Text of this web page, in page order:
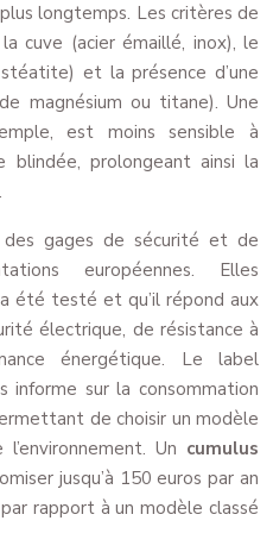
longtemps. Les critères de
cuve (acier émaillé, inox), le
et la présence d’une
magnésium ou titane). Une
est moins sensible à
blindée, prolongeant ainsi la
.
gages de sécurité et de
européennes. Elles
a été testé et qu’il répond aux
électrique, de résistance à
énergétique. Le label
informe sur la consommation
de choisir un modèle
Un cumulus
jusqu’à 150 euros par an
rapport à un modèle classé